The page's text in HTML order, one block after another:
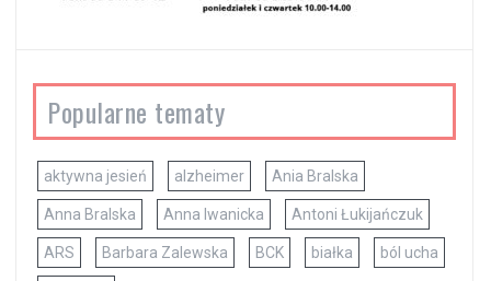
Popularne tematy
aktywna jesień alzheimer Ania Bralska
Anna Bralska Anna Iwanicka Antoni Łukijańczuk
ARS Barbara Zalewska BCK białka ból ucha